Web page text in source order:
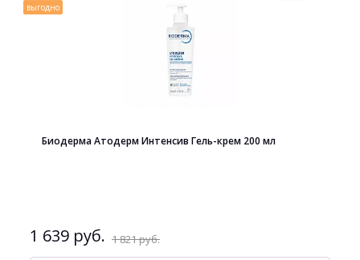
выгодно
Биодерма Атодерм Интенсив Гель-крем 200 мл
1 639 руб. 1 821 руб.